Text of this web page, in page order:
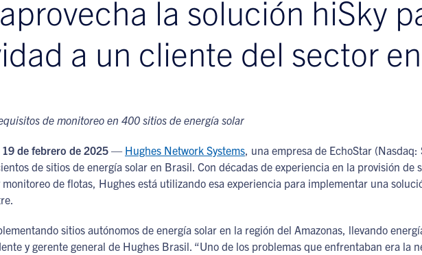
la solución hiSky
a un cliente del sector
de monitoreo en 400 sitios de energía solar
de febrero de 2025— Hughes Network Systems, una empresa de EchoStar
de sitios de energía solar en Brasil. Con décadas de experiencia en la provisión de
monitoreo de flotas, Hughes está utilizando esa experiencia para implementar una
sitios autónomos de energía solar en la región del Amazonas, llevando
y gerente general de Hughes Brasil. “Uno de los problemas que enfrentaban era la